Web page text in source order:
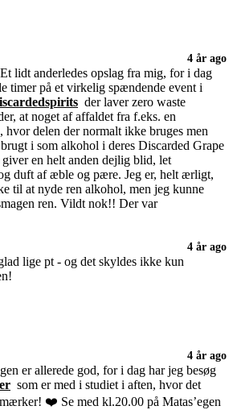
4 år ago
lidt anderledes opslag fra mig, for i dag
timer på et virkelig spændende event i
der laver zero waste
at noget af affaldet fra f.eks. en
hvor delen der normalt ikke bruges men
i som alkohol i deres Discarded Grape
en helt anden dejlig blid, let
duft af æble og pære. Jeg er, helt ærligt,
til at nyde ren alkohol, men jeg kunne
ren. Vildt nok!! Der var
4 år ago
lige pt - og det skyldes ikke kun
4 år ago
er allerede god, for i dag har jeg besøg
som er med i studiet i aften, hvor det
❤️ Se med kl.20.00 på Matas’egen